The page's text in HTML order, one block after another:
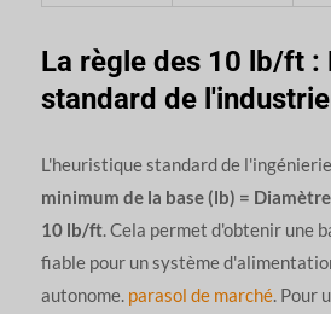
La règle des 10 lb/ft :
standard de l'industrie
L'heuristique standard de
minimum de la base (lb) =
10 lb/ft. Cela permet d'obtenir une
fiable pour un système
autonome. parasol de marché. Pour